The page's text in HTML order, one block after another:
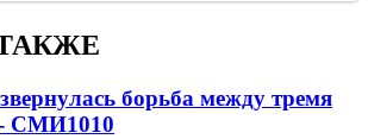
борьба между тремя
- СМИ1010